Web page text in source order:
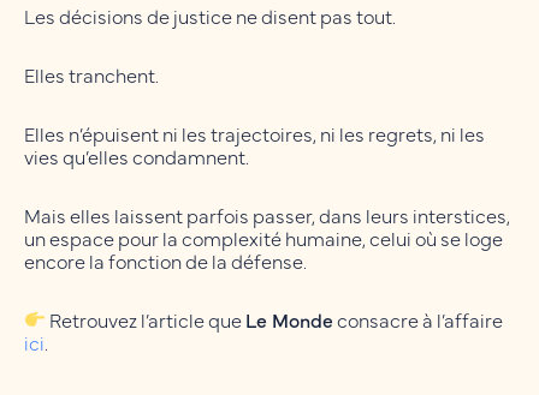
Les décisions de justice ne disent pas tout.
Elles tranchent.
Elles n’épuisent ni les trajectoires, ni les regrets, ni les
vies qu’elles condamnent.
Mais elles laissent parfois passer, dans leurs interstices,
un espace pour la complexité humaine, celui où se loge
encore la fonction de la défense.
Retrouvez l’article queLe Mondeconsacre à l’affaire
ici